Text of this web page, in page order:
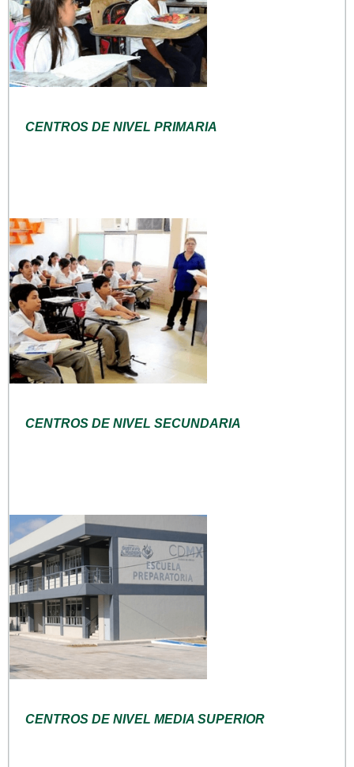
CENTROS DE NIVEL PRIMARIA
CENTROS DE NIVEL SECUNDARIA
CENTROS DE NIVEL MEDIA SUPERIOR